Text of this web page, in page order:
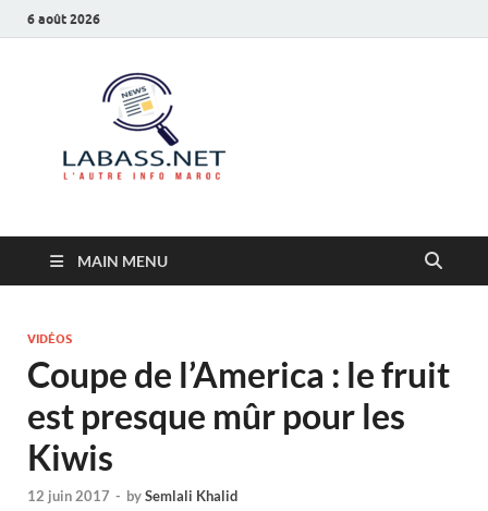
6 août 2026
MAIN MENU
VIDÉOS
Coupe de l’America : le fruit
est presque mûr pour les
Kiwis
12 juin 2017 - bySemlali Khalid